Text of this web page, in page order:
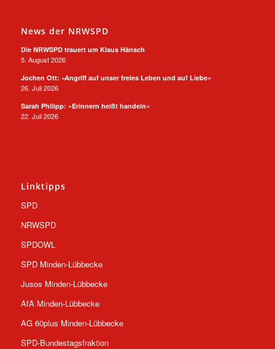
News der NRWSPD
Die NRWSPD trauert um Klaus Hänsch
5. August 2026
Jochen Ott: »Angriff auf unser freies Leben und auf Liebe«
26. Juli 2026
Sarah Philipp: »Erinnern heißt handeln«
22. Juli 2026
Linktipps
SPD
NRWSPD
SPDOWL
SPD Minden-Lübbecke
Jusos Minden-Lübbecke
AfA Minden-Lübbecke
AG 60plus Minden-Lübbecke
SPD-Bundestagsfraktion